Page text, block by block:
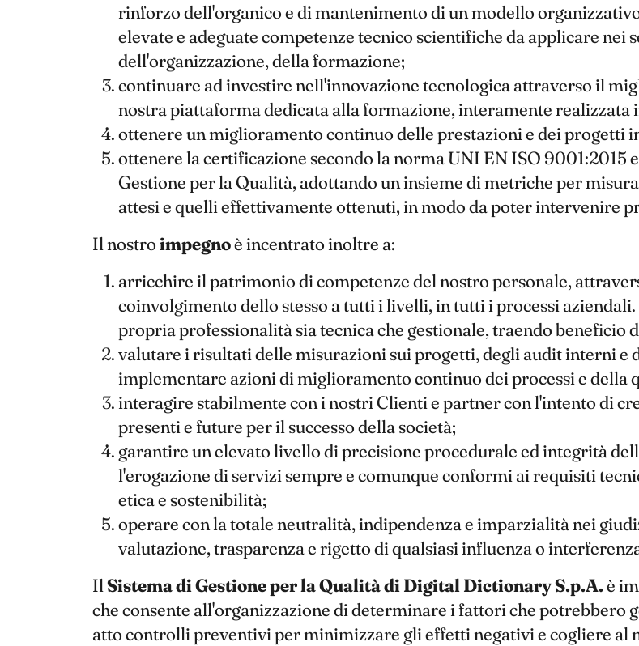
rinforzo dell'organico e di mantenimento di un modello
elevate e adeguate competenze tecnico scientifiche da applicare
dell'organizzazione, della formazione;
continuare ad investire nell'innovazione tecnologica attraverso il
nostra piattaforma dedicata alla formazione, interamente realizzata
ottenere un miglioramento continuo delle prestazioni e dei progetti
ottenere la certificazione secondo la norma UNI EN ISO
Gestione per la Qualità, adottando un insieme di metriche per
attesi e quelli effettivamente ottenuti, in modo da poter intervenire
Il nostroimpegnoè incentrato inoltre a:
arricchire il patrimonio di competenze del nostro personale,
coinvolgimento dello stesso a tutti i livelli, in tutti i processi
propria professionalità sia tecnica che gestionale, traendo beneficio
valutare i risultati delle misurazioni sui progetti, degli audit interni e
implementare azioni di miglioramento continuo dei processi e della
interagire stabilmente con i nostri Clienti e partner con l'intento di
presenti e future per il successo della società;
garantire un elevato livello di precisione procedurale ed integrità
l'erogazione di servizi sempre e comunque conformi ai requisiti
etica e sostenibilità;
operare con la totale neutralità, indipendenza e imparzialità nei
valutazione, trasparenza e rigetto di qualsiasi influenza o
IlSistema di Gestione per la Qualità di Digital Dictionary S.p.A.è
che consente all'organizzazione di determinare i fattori che potrebbero
atto controlli preventivi per minimizzare gli effetti negativi e cogliere al